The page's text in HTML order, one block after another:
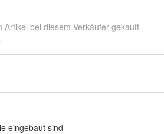
Artikel bei diesem Verkäufer gekauft
eingebaut sind